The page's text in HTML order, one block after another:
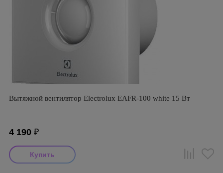
Вытяжной вентилятор Electrolux EAFR-100 white 15 Вт
4 190 ₽